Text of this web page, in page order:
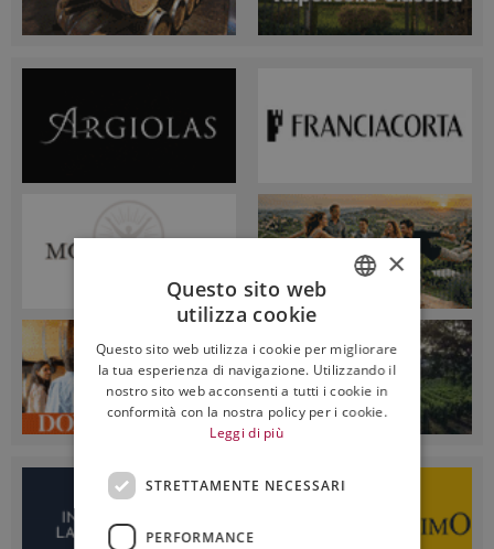
ENGLISH
×
Questo sito web
utilizza cookie
Questo sito web utilizza i cookie per migliorare
la tua esperienza di navigazione. Utilizzando il
nostro sito web acconsenti a tutti i cookie in
conformità con la nostra policy per i cookie.
Leggi di più
STRETTAMENTE NECESSARI
PERFORMANCE